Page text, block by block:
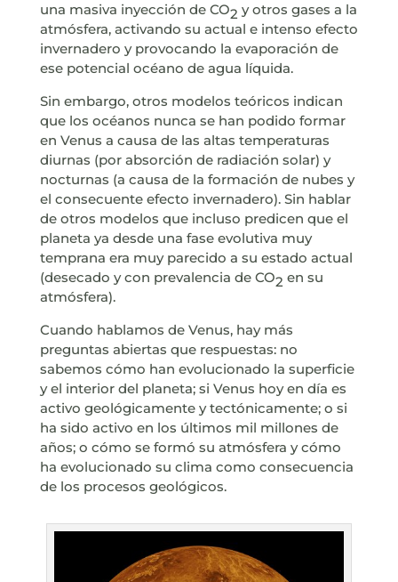
una masiva inyección de CO2 y otros gases a la
atmósfera, activando su actual e intenso efecto
invernadero y provocando la evaporación de
ese potencial océano de agua líquida.
Sin embargo, otros modelos teóricos indican
que los océanos nunca se han podido formar
en Venus a causa de las altas temperaturas
diurnas (por absorción de radiación solar) y
nocturnas (a causa de la formación de nubes y
el consecuente efecto invernadero). Sin hablar
de otros modelos que incluso predicen que el
planeta ya desde una fase evolutiva muy
temprana era muy parecido a su estado actual
(desecado y con prevalencia de CO2 en su
atmósfera).
Cuando hablamos de Venus, hay más
preguntas abiertas que respuestas: no
sabemos cómo han evolucionado la superficie
y el interior del planeta; si Venus hoy en día es
activo geológicamente y tectónicamente; o si
ha sido activo en los últimos mil millones de
años; o cómo se formó su atmósfera y cómo
ha evolucionado su clima como consecuencia
de los procesos geológicos.